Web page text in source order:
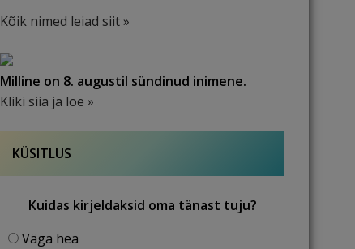
Kõik nimed leiad siit »
Milline on 8. augustil sündinud inimene.
Kliki siia ja loe »
KÜSITLUS
Kuidas kirjeldaksid oma tänast tuju?
Väga hea